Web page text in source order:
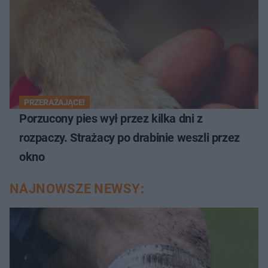
PRZERAŻAJĄCE!
Porzucony pies wył przez kilka dni z
rozpaczy. Strażacy po drabinie weszli przez
okno
NAJNOWSZE NEWSY: